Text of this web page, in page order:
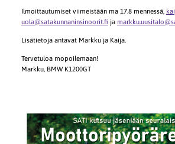
Ilmoittautumiset viimeistään ma 17.8 mennessä,
uola@satakunnaninsinoorit.fi ja
Lisätietoja antavat Markku ja Kaija.
Tervetuloa mopoilemaan!
Markku, BMW K1200GT